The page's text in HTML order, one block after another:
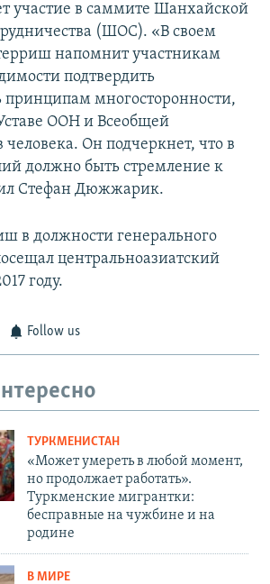
участие в саммите Шанхайской
(ШОС). «В своем
напомнит участникам
подтвердить
многосторонности,
ООН и Всеобщей
Он подчеркнет, что в
должно быть стремление к
Стефан Дюжжарик.
в должности генерального
центральноазиатский
году.
Follow us
ТУРКМЕНИСТАН
«Может умереть в любой момент,
но продолжает работать».
Туркменские мигрантки:
бесправные на чужбине и на
родине
В МИРЕ